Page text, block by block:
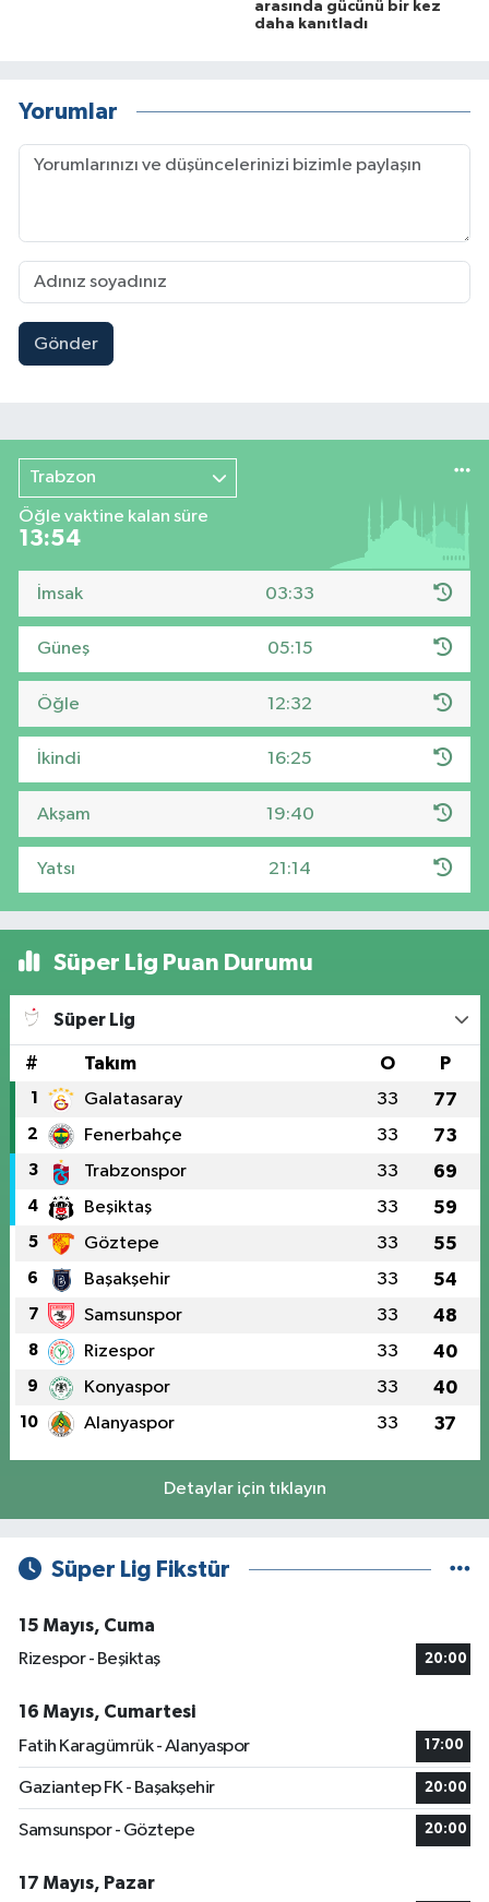
arasında gücünü bir kez
daha kanıtladı
Yorumlar
Gönder
Trabzon
Öğle vaktine kalan süre
13:53
İmsak 03:33
Güneş 05:15
Öğle 12:32
İkindi 16:25
Akşam 19:40
Yatsı 21:14
Süper Lig Puan Durumu
Süper Lig
# Takım O P
1 Galatasaray 33 77
2 Fenerbahçe 33 73
3 Trabzonspor 33 69
4 Beşiktaş 33 59
5 Göztepe 33 55
6 Başakşehir 33 54
7 Samsunspor 33 48
8 Rizespor 33 40
9 Konyaspor 33 40
10 Alanyaspor 33 37
Detaylar için tıklayın
Süper Lig Fikstür
15 Mayıs, Cuma
Rizespor - Beşiktaş
20:00
16 Mayıs, Cumartesi
Fatih Karagümrük - Alanyaspor
17:00
Gaziantep FK - Başakşehir 20:00
Samsunspor - Göztepe 20:00
17 Mayıs, Pazar